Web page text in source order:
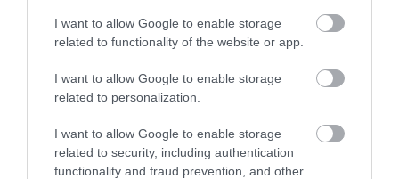
I want to allow Google to enable storage
related to functionality of the website or app.
I want to allow Google to enable storage
related to personalization.
I want to allow Google to enable storage
related to security, including authentication
functionality and fraud prevention, and other
Ezért a teljes testsúly mérése mellett hasznos és
talán még fontosabb lenne a derékkörfogat mérése,
hogy nyomon követhessük a zsírtömeg
Forrás:Spring.org.uk